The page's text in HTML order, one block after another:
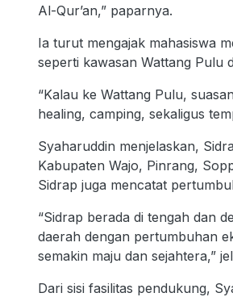
Al-Qur’an,” paparnya.
Ia turut mengajak mahasiswa
seperti kawasan Wattang Pulu
“Kalau ke Wattang Pulu,
healing, camping, sekaligus
Syaharuddin menjelaskan,
Kabupaten Wajo, Pinrang,
Sidrap juga mencatat
“Sidrap berada di tengah dan
daerah dengan pertumbuhan
semakin maju dan sejahtera,”
Dari sisi fasilitas pendukung,